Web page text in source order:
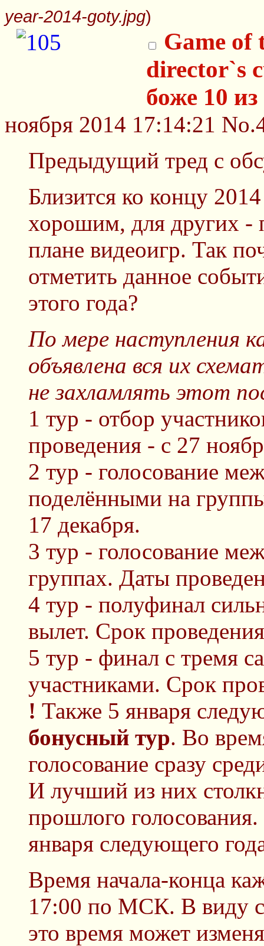
year-2014-goty.jpg)
Game of
director`s
боже 10
ноября 2014 17:14:21
Предыдущий тред с
Близится ко концу
хорошим, для других -
плане видеоигр. Так
отметить данное
этого года?
По мере наступления
объявлена вся их
не захламлять этот
1 тур - отбор
проведения - с 27
2 тур - голосование
поделёнными на
17 декабря.
3 тур - голосование
группах. Даты
4 тур - полуфинал
вылет. Срок
5 тур - финал с тремя
участниками. Срок
! Также 5 января
бонусный тур. Во
голосование сразу
И лучший из них
прошлого
января следующего
Время начала-конца
17:00 по МСК. В виду
это время может